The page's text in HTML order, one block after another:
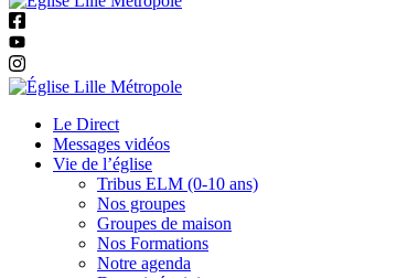
Le Direct
Messages vidéos
Vie de l’église
Tribus ELM (0-10 ans)
Nos groupes
Groupes de maison
Nos Formations
Notre agenda